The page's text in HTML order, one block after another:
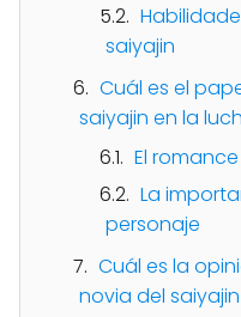
saiyajin
Cuál es el
saiyajin en la
El
La
personaje
Cuál es la
novia del saiyajin